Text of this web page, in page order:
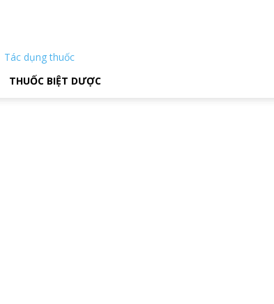
Tác dụng thuốc
THUỐC BIỆT DƯỢC